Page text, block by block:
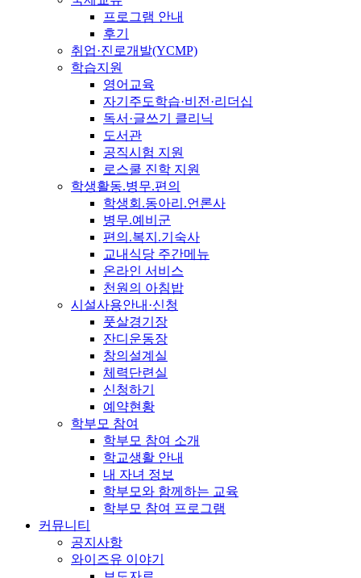
프로그램 안내
후기
취업·진로개발(YCMP)
학습지원
영어교육
자기주도학습·비전·리더십
독서·글쓰기 클리닉
도서관
공직시험 지원
로스쿨 진학 지원
학생활동.병무.편의
학생회.동아리.언론사
병무.예비군
편의.복지.기숙사
교내식당 주간메뉴
온라인 서비스
천원의 아침밥
시설사용안내·신청
풋살경기장
잔디운동장
창의설계실
체력단련실
신청하기
예약현황
학부모 참여
학부모 참여 소개
학교생활 안내
내 자녀 정보
학부모와 함께하는 교육
학부모 참여 프로그램
커뮤니티
공지사항
와이즈유 이야기